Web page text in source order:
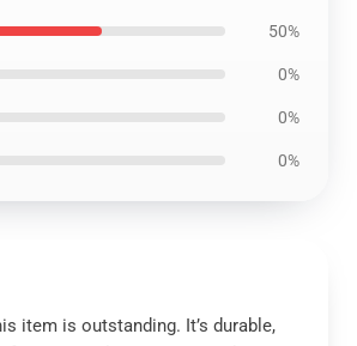
50%
0%
0%
0%
item is outstanding. It’s durable,